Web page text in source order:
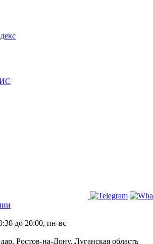
до 20:00, пн-вс
Ростов-на-Дону, Луганская область